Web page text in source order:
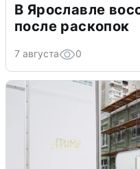
В Ярославле
после раскопок
7 августа 0